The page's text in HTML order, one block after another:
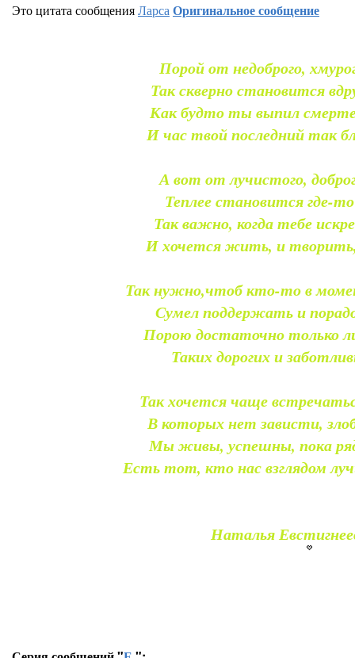
Это цитата сообщенияЛарсаОригинальное сообщение
Порой от недоброго,
Так скверно становится
Как будто ты выпил
И час твой последний так
А вот от лучистого,
Теплее становится где-
Так важно, когда тебе
И хочется жить, и
Так нужно,чтоб кто-то в
Сумел поддержать и
Порою достаточно только
Таких дорогих и
Так хочется чаще
В которых нет зависти,
Мы живы, успешны, пока
Есть тот, кто нас взглядом
Наталья